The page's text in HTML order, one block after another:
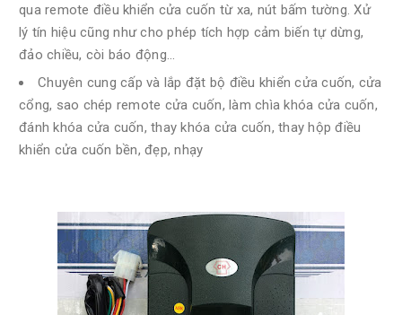
qua remote điều khiển cửa cuốn từ xa, nút bấm tường. Xử
lý tín hiệu cũng như cho phép tích hợp cảm biến tự dừng,
đảo chiều, còi báo động...
Chuyên cung cấp và lắp đặt bộ điều khiển cửa cuốn, cửa
cổng, sao chép remote cửa cuốn, làm chìa khóa cửa cuốn,
đánh khóa cửa cuốn, thay khóa cửa cuốn, thay hộp điều
khiển cửa cuốn bền, đẹp, nhạy